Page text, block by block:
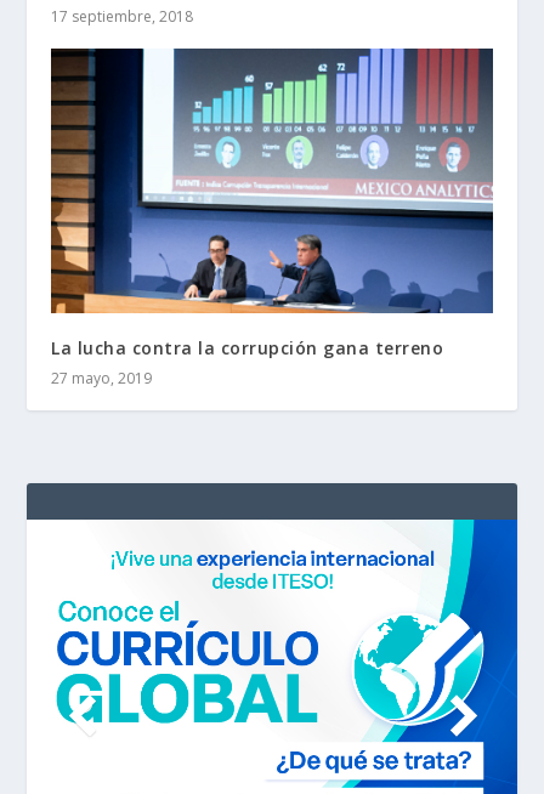
17 septiembre, 2018
La lucha contra la corrupción gana terreno
27 mayo, 2019